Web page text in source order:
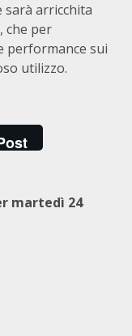
arricchita
che per
performance sui
utilizzo.
martedì 24